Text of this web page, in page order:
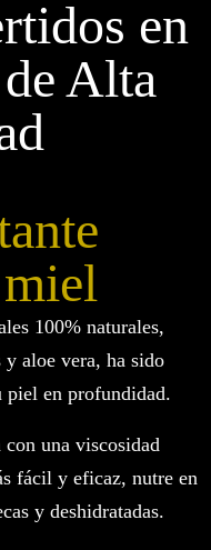
en
Alta
100% naturales,
aloe vera, ha sido
piel en profundidad.
una viscosidad
fácil y eficaz, nutre en
y deshidratadas.